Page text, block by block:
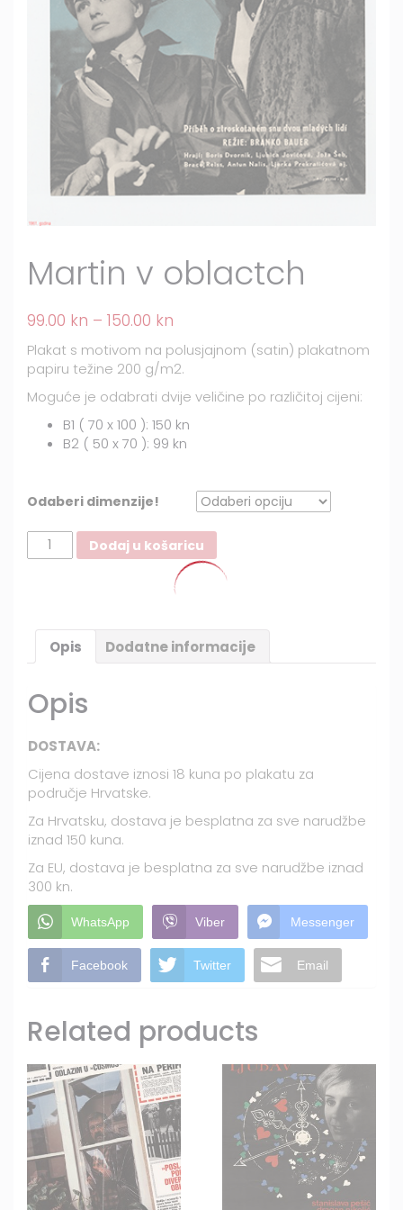
Martin v oblactch
99.00 kn – 150.00 kn
Plakat s motivom na polusjajnom (satin) plakatnom
papiru težine 200 g/m2.
Moguće je odabrati dvije veličine po različitoj cijeni:
B1 ( 70 x 100 ): 150 kn
B2 ( 50 x 70 ): 99 kn
Odaberi dimenzije!
Martin
v
Dodaj u košaricu
Opis Dodatne informacije
Opis
DOSTAVA:
Cijena dostave iznosi 18 kuna po plakatu za
područje Hrvatske.
Za Hrvatsku, dostava je besplatna za sve narudžbe
iznad 150 kuna.
Za EU, dostava je besplatna za sve narudžbe iznad
300 kn.
WhatsApp Viber Messenger
Facebook Twitter Email
Related products